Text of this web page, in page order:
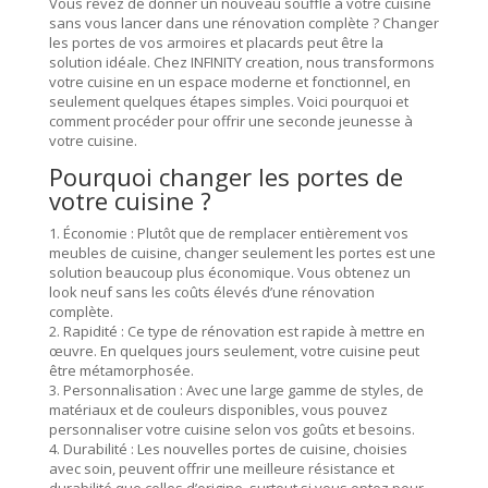
sans vous lancer dans une rénovation complète ? Changer
les portes de vos armoires et placards peut être la
solution idéale. Chez INFINITY creation, nous transformons
votre cuisine en un espace moderne et fonctionnel, en
seulement quelques étapes simples. Voici pourquoi et
comment procéder pour offrir une seconde jeunesse à
votre cuisine.
Pourquoi changer les portes de
votre cuisine ?
1. Économie : Plutôt que de remplacer entièrement vos
meubles de cuisine, changer seulement les portes est une
solution beaucoup plus économique. Vous obtenez un
look neuf sans les coûts élevés d’une rénovation
complète.
2. Rapidité : Ce type de rénovation est rapide à mettre en
œuvre. En quelques jours seulement, votre cuisine peut
être métamorphosée.
3. Personnalisation : Avec une large gamme de styles, de
matériaux et de couleurs disponibles, vous pouvez
personnaliser votre cuisine selon vos goûts et besoins.
4. Durabilité : Les nouvelles portes de cuisine, choisies
avec soin, peuvent offrir une meilleure résistance et